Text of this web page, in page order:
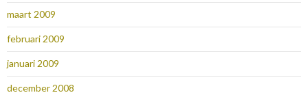
maart 2009
februari 2009
januari 2009
december 2008